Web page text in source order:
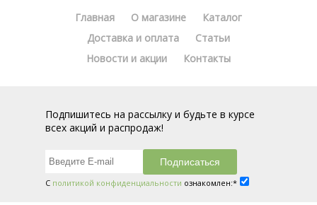
Главная О магазине
Каталог
Доставка и оплата
Статьи
Новости и акции
Контакты
Подпишитесь на рассылку и будьте в курсе
всех акций и распродаж!
С политикой конфиденциальности ознакомлен:*